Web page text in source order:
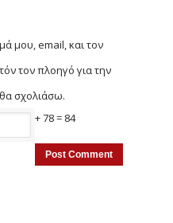
μου, email, και τον
τον πλοηγό για την
σχολιάσω.
+ 78 = 84